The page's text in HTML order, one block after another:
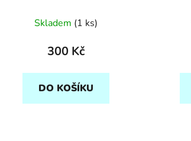
Skladem (1 ks)
300 Kč
DO KOŠÍKU